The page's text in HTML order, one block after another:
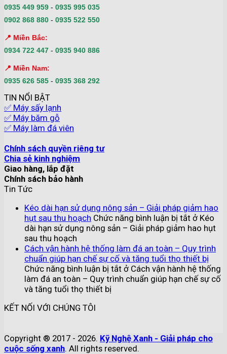
0935 449 959 - 0935 995 035
0902 868 880 - 0935 522 550
📍 Miền Bắc:
0934 722 447 - 0935 940 886
📍 Miền Nam:
0935 626 585 - 0935 368 292
TIN NỔI BẬT
✅ Máy sấy lạnh
✅ Máy băm gỗ
✅ Máy làm đá viên
Chính sách quyền riêng tư
Chia sẻ kinh nghiệm
Giao hàng, lắp đặt
Chính sách bảo hành
Tin Tức
Kéo dài hạn sử dụng nông sản – Giải pháp giảm hao
hụt sau thu hoạch Chức năng bình luận bị tắt ở Kéo
dài hạn sử dụng nông sản – Giải pháp giảm hao hụt
sau thu hoạch
Cách vận hành hệ thống làm đá an toàn – Quy trình
chuẩn giúp hạn chế sự cố và tăng tuổi thọ thiết bị
Chức năng bình luận bị tắt ở Cách vận hành hệ thống
làm đá an toàn – Quy trình chuẩn giúp hạn chế sự cố
và tăng tuổi thọ thiết bị
KẾT NỐI VỚI CHÚNG TÔI
Copyright ® 2017 - 2026. Kỹ Nghệ Xanh - Giải pháp cho
cuộc sống xanh. All rights reserved.